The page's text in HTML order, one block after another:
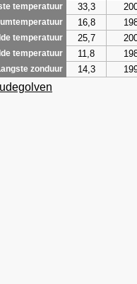
temperatuur
33,3
16,8
temperatuur 25,7
temperatuur 11,8
zonduur 14,3